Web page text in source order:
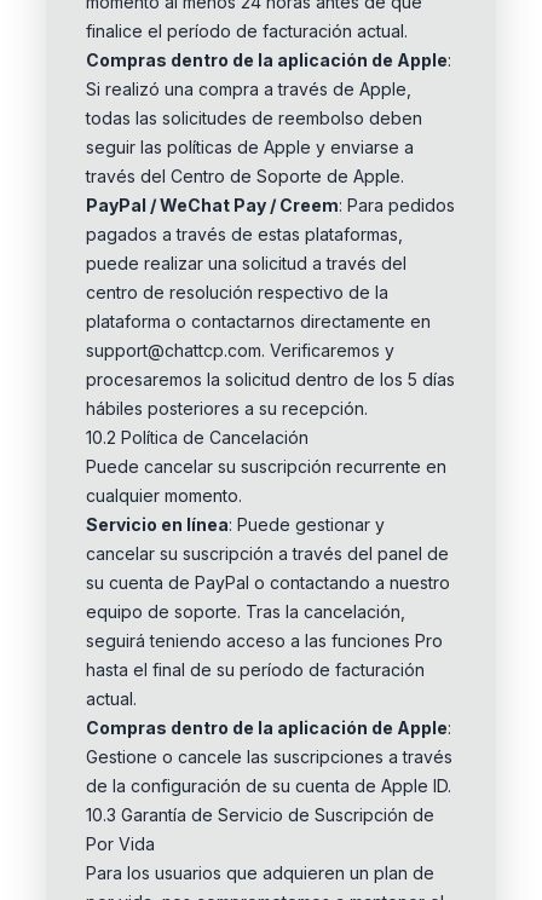
finalice el período de facturación actual.
Compras dentro de la aplicación de Apple:
Si realizó una compra a través de Apple,
todas las solicitudes de reembolso deben
seguir las políticas de Apple y enviarse a
través del Centro de Soporte de Apple.
PayPal / WeChat Pay / Creem: Para pedidos
pagados a través de estas plataformas,
puede realizar una solicitud a través del
centro de resolución respectivo de la
plataforma o contactarnos directamente en
support@chattcp.com. Verificaremos y
procesaremos la solicitud dentro de los 5 días
hábiles posteriores a su recepción.
10.2 Política de Cancelación
Puede cancelar su suscripción recurrente en
cualquier momento.
Servicio en línea: Puede gestionar y
cancelar su suscripción a través del panel de
su cuenta de PayPal o contactando a nuestro
equipo de soporte. Tras la cancelación,
seguirá teniendo acceso a las funciones Pro
hasta el final de su período de facturación
actual.
Compras dentro de la aplicación de Apple:
Gestione o cancele las suscripciones a través
de la configuración de su cuenta de Apple ID.
10.3 Garantía de Servicio de Suscripción de
Por Vida
Para los usuarios que adquieren un plan de